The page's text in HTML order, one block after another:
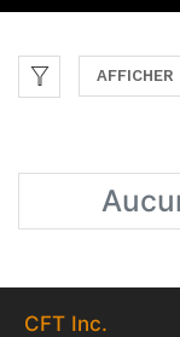
AFFICHER
CFT Inc.